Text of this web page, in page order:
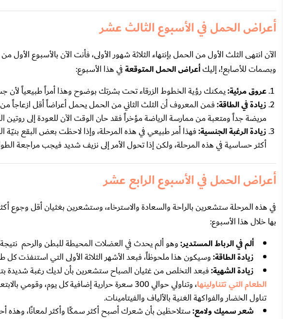
أعراض الحمل في الأسبوع الثالث عشر
الآن انتهى الثلث الأول من الحمل بإنتهاء الثلاثة شهور الأولى، فأنت الآن بالأسبوع
وبصمات للأصابع!، إليكأعراض الحمل المتوقعةفي هذا الأسبوع:
عروق مرئية:يمكنك رؤية الخطوط الزرقاء تحت بشرتك بوضوح وهذا أمراً طبيعياً لأن
زيادة في الطاقة:فمن المعروف أن الثلث الثاني من الحمل يحمل أعراضاً أقل ازعاجاً
مريضة جداً ومتعبة من ممارسة الرياضة مؤخراً فقد حان الوقت الآن للعودة إلى
زيادة الرغبة الجنسية:فهذا أمر طبيعي في هذه المرحلة، وإذا لاحظت بعض البقع بنيّة
أكثر حساسية في هذه المرحلة، ولكن إذا تحول الأمر إلى نزيف شديد فيجب مراجعة
أعراض الحمل في الأسبوع الرابع عشر
في هذه المرحلة ستشعرين بالراحة والسعادة والاسترخاء، وستشعرين بغثيان أقل
بها خلال هذا الأسبوع:
ألم في الرباط المستدير:وهو ألم يحدث في العضلات المحيطة للبطن والرحم
زيادة الطاقة:وسيكون هذا ملحوظاً، فبعد الأشهر الثلاثة الأولى التي استنفذت
زيادة الشهية:فبعد التخلص من غثيان الصباح ستشعرين بأن لديك رغبة شديدة
الطعام التي تتناولينها
، وتناولي حوالي 300 سعرة حرارية إضافية كل يوم،
تناول الخضار والفواكهة الغنية بالألياف والفيتامينات.
شعر سميك ولامع:ستلاحظين بأن شعرك أصبح أكثر سمكًا وأكثر لمعانًا، وهذه